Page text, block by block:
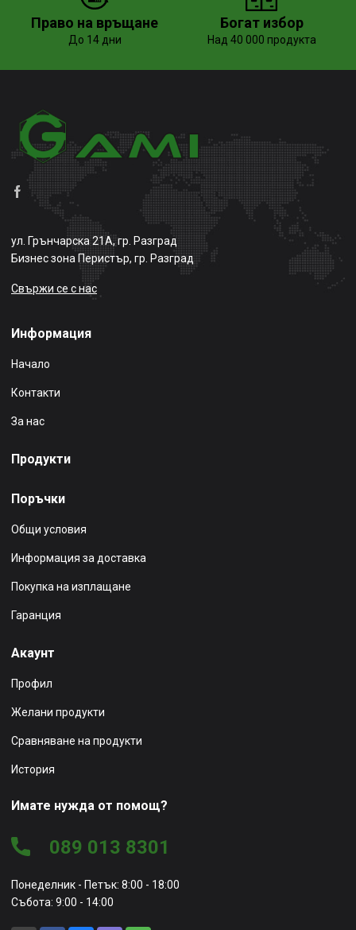
Право на връщане
До 14 дни
Богат избор
Над 40 000 продукта
ул. Грънчарска 21А, гр. Разград
Бизнес зона Перистър, гр. Разград
Свържи се с нас
Информация
Начало
Контакти
За нас
Продукти
Поръчки
Общи условия
Информация за доставка
Покупка на изплащане
Гаранция
Акаунт
Профил
Желани продукти
Сравняване на продукти
История
Имате нужда от помощ?
089 013 8301
Понеделник - Петък: 8:00 - 18:00
Събота: 9:00 - 14:00